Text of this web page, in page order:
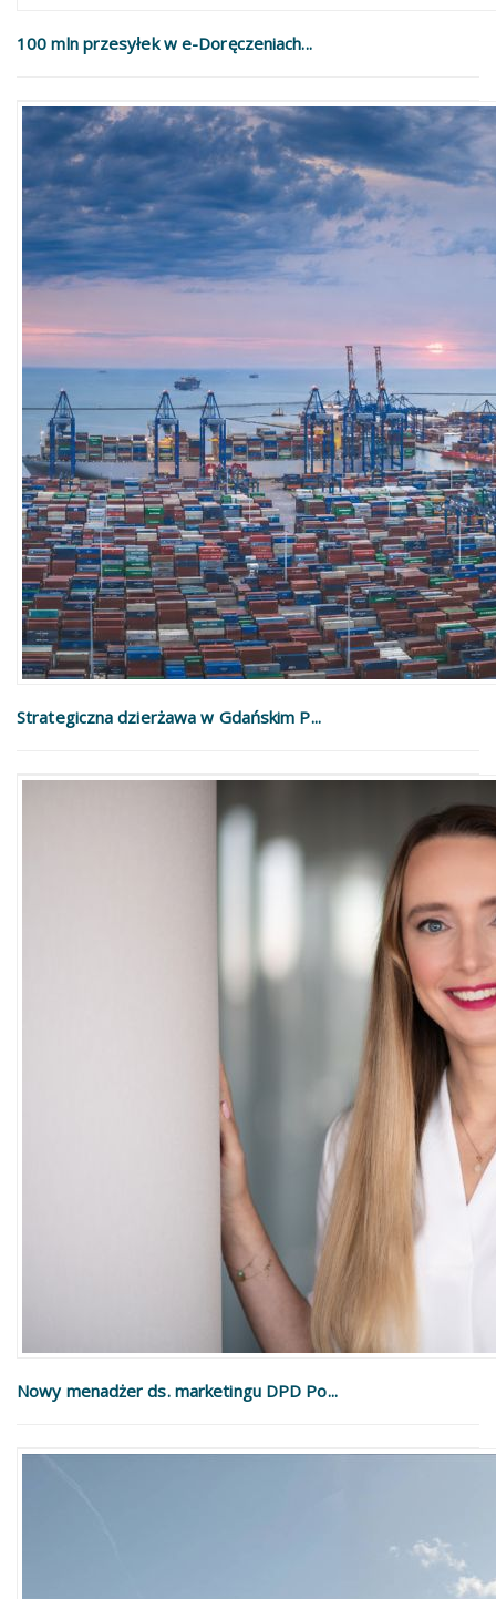
100 mln przesyłek w e-Doręczeniach...
Strategiczna dzierżawa w Gdańskim P...
Nowy menadżer ds. marketingu DPD Po...